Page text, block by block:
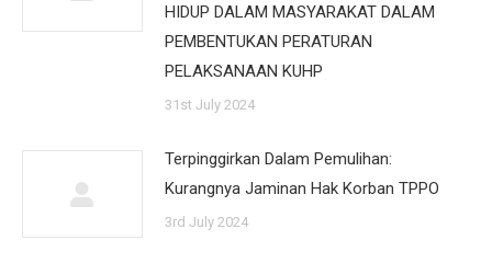
HIDUP DALAM MASYARAKAT DALAM
PEMBENTUKAN PERATURAN
PELAKSANAAN KUHP
31st July 2024
Terpinggirkan Dalam Pemulihan:
Kurangnya Jaminan Hak Korban TPPO
3rd July 2024